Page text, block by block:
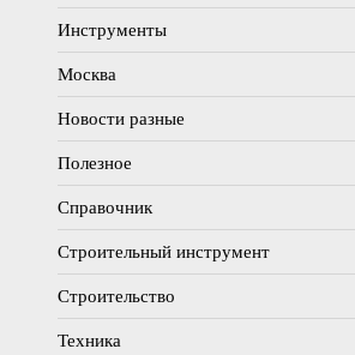
Инструменты
Москва
Новости разные
Полезное
Справочник
Строительный инструмент
Строительство
Техника